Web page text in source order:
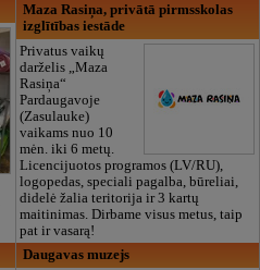
Maza Rasiņa, privātā pirmsskolas
izglītības iestāde
Privatus vaikų
darželis „Maza
Rasiņa“
Pardaugavoje
(Zasulauke)
vaikams nuo 10
mėn. iki 6 metų.
Licencijuotos programos (LV/RU),
logopedas, speciali pagalba, būreliai,
didelė žalia teritorija ir 3 kartų
maitinimas. Dirbame visus metus, taip
pat ir vasarą!
Daugavas muzejs